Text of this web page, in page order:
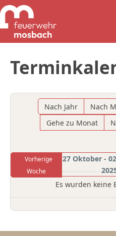
Nach Jahr Nach
Gehe zu Monat
Vorherige
Woche
27 Oktober -
Es wurden keine